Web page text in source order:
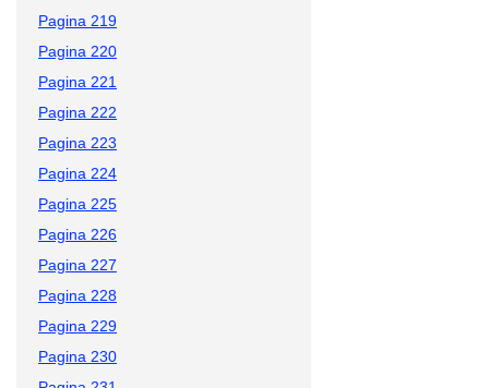
Pagina 219
Pagina 220
Pagina 221
Pagina 222
Pagina 223
Pagina 224
Pagina 225
Pagina 226
Pagina 227
Pagina 228
Pagina 229
Pagina 230